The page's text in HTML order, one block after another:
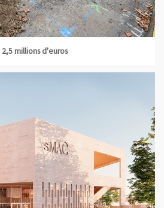
2,5 millions d'euros